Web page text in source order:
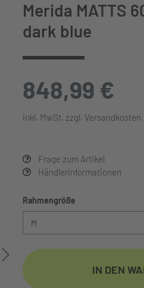
Merida MATTS
dark blue
848,99 €
inkl. MwSt. zzgl. Versandkosten
Frage zum Artikel
Händlerinformationen
Rahmengröße
IN DEN